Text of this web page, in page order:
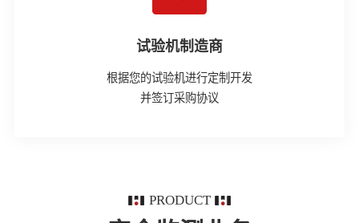
试验机制造商
根据您的试验机进行定制开发
并签订采购协议
PRODUCT